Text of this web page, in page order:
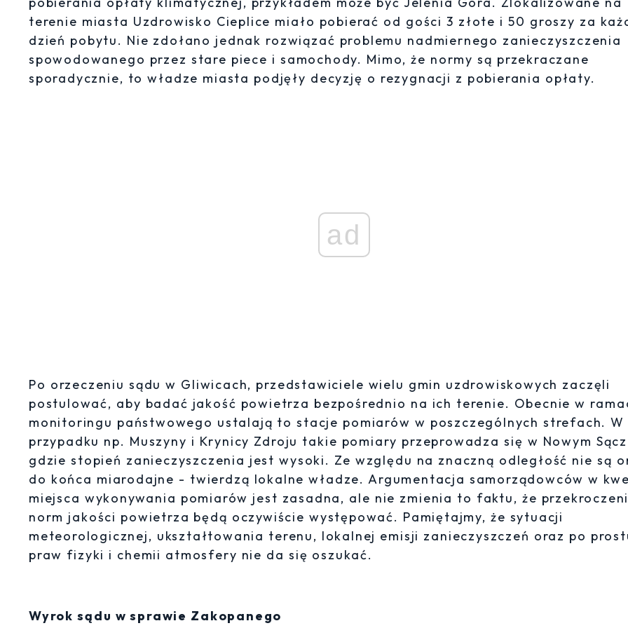
terenie miasta Uzdrowisko Cieplice miało pobierać od gości 3 złote i 50 groszy za
dzień pobytu. Nie zdołano jednak rozwiązać problemu nadmiernego zanieczyszczenia
spowodowanego przez stare piece i samochody. Mimo, że normy są przekraczane
sporadycznie, to władze miasta podjęły decyzję o rezygnacji z pobierania opłaty.
ad
Po orzeczeniu sądu w Gliwicach, przedstawiciele wielu gmin uzdrowiskowych zaczęli
postulować, aby badać jakość powietrza bezpośrednio na ich terenie. Obecnie w
monitoringu państwowego ustalają to stacje pomiarów w poszczególnych strefach. W
przypadku np. Muszyny i Krynicy Zdroju takie pomiary przeprowadza się w Nowym
gdzie stopień zanieczyszczenia jest wysoki. Ze względu na znaczną odległość nie są
do końca miarodajne - twierdzą lokalne władze. Argumentacja samorządowców w
miejsca wykonywania pomiarów jest zasadna, ale nie zmienia to faktu, że
norm jakości powietrza będą oczywiście występować. Pamiętajmy, że sytuacji
meteorologicznej, ukształtowania terenu, lokalnej emisji zanieczyszczeń oraz po
praw fizyki i chemii atmosfery nie da się oszukać.
Wyrok sądu w sprawie Zakopanego